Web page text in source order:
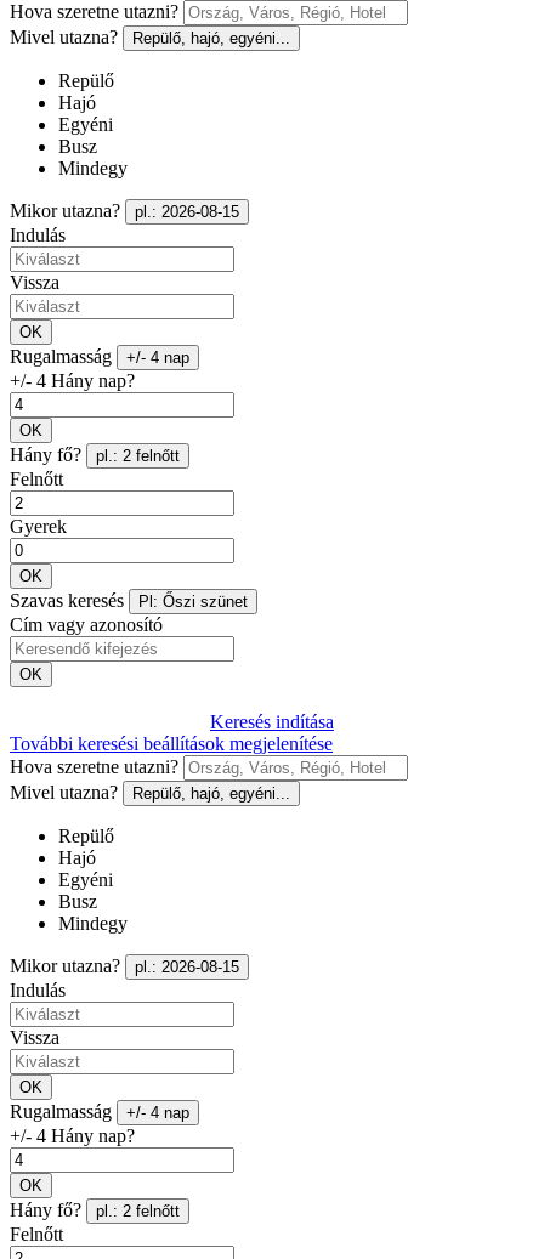
Hova szeretne utazni?
Mivel utazna?
Repülő, hajó, egyéni...
Repülő
Hajó
Egyéni
Busz
Mindegy
Mikor utazna? pl.: 2026-08-15
Indulás
Vissza
OK
Rugalmasság +/- 4 nap
+/- 4 Hány nap?
OK
Hány fő? pl.: 2 felnőtt
Felnőtt
Gyerek
OK
Szavas keresés Pl: Őszi szünet
Cím vagy azonosító
OK
Keresés indítása
További keresési beállítások megjelenítése
Hova szeretne utazni?
Mivel utazna?
Repülő, hajó, egyéni...
Repülő
Hajó
Egyéni
Busz
Mindegy
Mikor utazna? pl.: 2026-08-15
Indulás
Vissza
OK
Rugalmasság +/- 4 nap
+/- 4 Hány nap?
OK
Hány fő? pl.: 2 felnőtt
Felnőtt